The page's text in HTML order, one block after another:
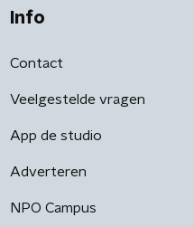
Info
Contact
Veelgestelde vragen
App de studio
Adverteren
NPO Campus